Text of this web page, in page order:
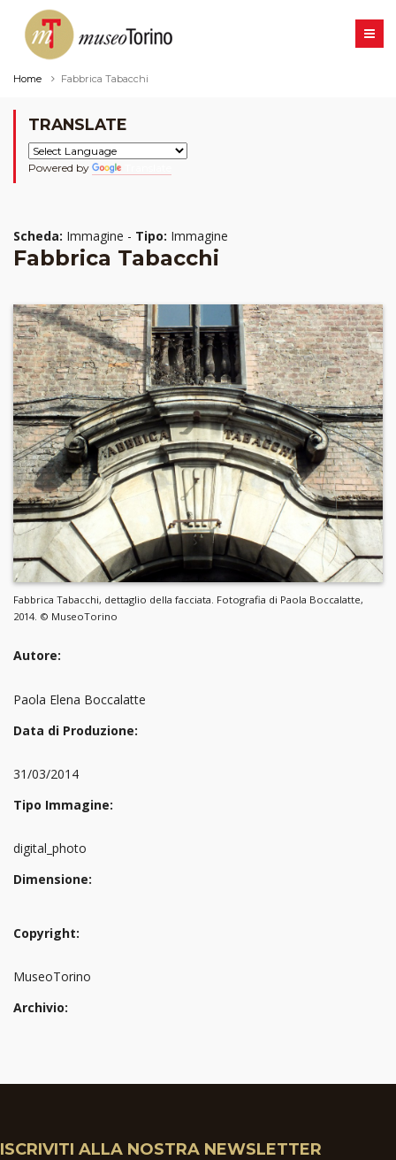
Home Fabbrica Tabacchi
TRANSLATE
Powered by
Scheda: Immagine - Tipo: Immagine
Fabbrica Tabacchi
Fabbrica Tabacchi, dettaglio della facciata. Fotografia di Paola Boccalatte,
2014. © MuseoTorino
Autore:
Paola Elena Boccalatte
Data di Produzione:
31/03/2014
Tipo Immagine:
digital_photo
Dimensione:
Copyright:
MuseoTorino
Archivio:
ISCRIVITI ALLA NOSTRA NEWSLETTER